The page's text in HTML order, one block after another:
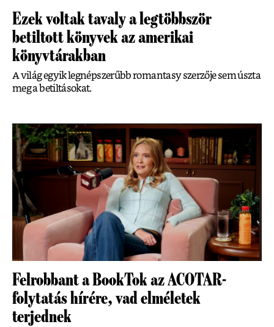
Ezek voltak tavaly a legtöbbször
betiltott könyvek az amerikai
könyvtárakban
A világ egyik legnépszerűbb romantasy szerzője sem úszta
meg a betiltásokat.
Felrobbant a BookTok az ACOTAR-
folytatás hírére, vad elméletek
terjednek